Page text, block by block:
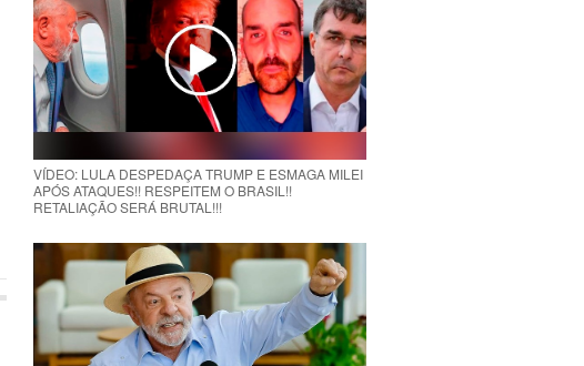
VÍDEO: LULA DESPEDAÇA TRUMP E ESMAGA MILEI
APÓS ATAQUES!! RESPEITEM O BRASIL!!
RETALIAÇÃO SERÁ BRUTAL!!!